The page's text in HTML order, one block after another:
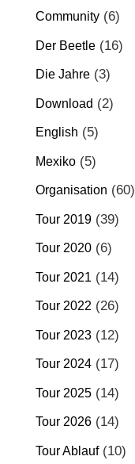
Community(6)
Der Beetle(16)
Die Jahre(3)
Download (2)
English (5)
Mexiko(5)
Organisation (60)
Tour 2019(39)
Tour 2020(6)
Tour 2021 (14)
Tour 2022(26)
Tour 2023(12)
Tour 2024(17)
Tour 2025(14)
Tour 2026(14)
Tour Ablauf(10)